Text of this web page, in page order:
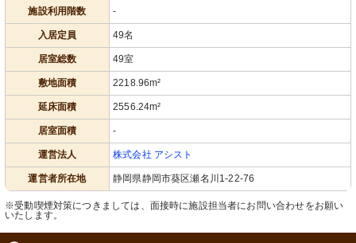
トイレ
安全性と快適さを考慮したバリアフリ
ーの設えが整っています。
階段
移動を安全に支えます。
施設利用階数 -
入居定員 49名
居室総数 49室
敷地面積 2218.96m²
延床面積 2556.24m²
居室面積 -
運営法人 株式会社 アシスト
運営者所在地 静岡県静岡市葵区瀬名川1-22-76
※受動喫煙対策につきましては、面接時に施設担当者にお問い合わせをお願い
いたします。